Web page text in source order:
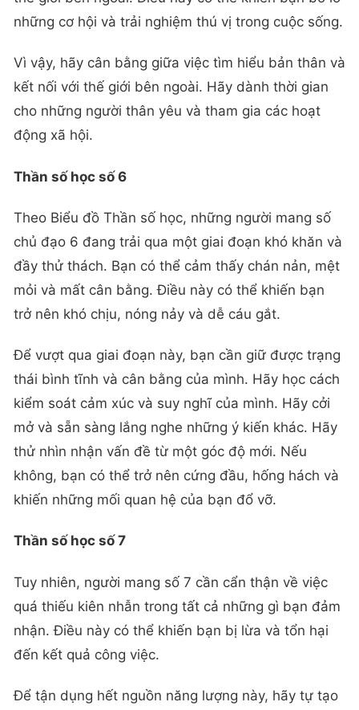
những cơ hội và trải nghiệm thú vị trong cuộc sống.
Vì vậy, hãy cân bằng giữa việc tìm hiểu bản thân và
kết nối với thế giới bên ngoài. Hãy dành thời gian
cho những người thân yêu và tham gia các hoạt
động xã hội.
Thần số học số 6
Theo Biểu đồ Thần số học, những người mang số
chủ đạo 6 đang trải qua một giai đoạn khó khăn và
đầy thử thách. Bạn có thể cảm thấy chán nản, mệt
mỏi và mất cân bằng. Điều này có thể khiến bạn
trở nên khó chịu, nóng nảy và dễ cáu gắt.
Để vượt qua giai đoạn này, bạn cần giữ được trạng
thái bình tĩnh và cân bằng của mình. Hãy học cách
kiểm soát cảm xúc và suy nghĩ của mình. Hãy cởi
mở và sẵn sàng lắng nghe những ý kiến khác. Hãy
thử nhìn nhận vấn đề từ một góc độ mới. Nếu
không, bạn có thể trở nên cứng đầu, hống hách và
khiến những mối quan hệ của bạn đổ vỡ.
Thần số học số 7
Tuy nhiên, người mang số 7 cần cẩn thận về việc
quá thiếu kiên nhẫn trong tất cả những gì bạn đảm
nhận. Điều này có thể khiến bạn bị lừa và tổn hại
đến kết quả công việc.
Để tận dụng hết nguồn năng lượng này, hãy tự tạo